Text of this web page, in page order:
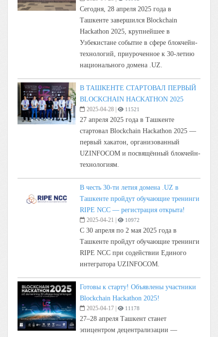
Сегодня, 28 апреля 2025 года в
Ташкенте завершился Blockchain
Hackathon 2025, крупнейшее в
Узбекистане событие в сфере блокчейн-
технологий, приуроченное к 30-летию
национального домена .UZ.
В ТАШКЕНТЕ СТАРТОВАЛ ПЕРВЫЙ
BLOCKCHAIN HACKATHON 2025
2025-04-28 11521
27 апреля 2025 года в Ташкенте
стартовал Blockchain Hackathon 2025 —
первый хакатон, организованный
UZINFOCOM и посвящённый блокчейн-
технологиям.
В честь 30-ти летия домена .UZ в
Ташкенте пройдут обучающие тренинги
RIPE NCC — регистрация открыта!
2025-04-21 10972
С 30 апреля по 2 мая 2025 года в
Ташкенте пройдут обучающие тренинги
RIPE NCC при содействии Единого
интегратора UZINFOCOM.
Готовы к старту! Объявлены участники
Blockchain Hackathon 2025!
2025-04-17 11178
27–28 апреля Ташкент станет
эпицентром децентрализации —